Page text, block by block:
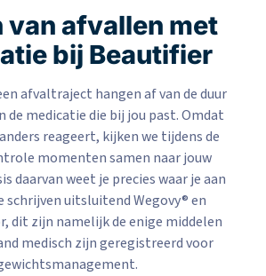
van afvallen met
bij Beautifier
afvaltraject hangen af van de duur
de medicatie die bij jou past. Omdat
reageert, kijken we tijdens de
momenten samen naar jouw
daarvan weet je precies waar je aan
schrijven uitsluitend Wegovy® en
dit zijn namelijk de enige middelen
medisch zijn geregistreerd voor